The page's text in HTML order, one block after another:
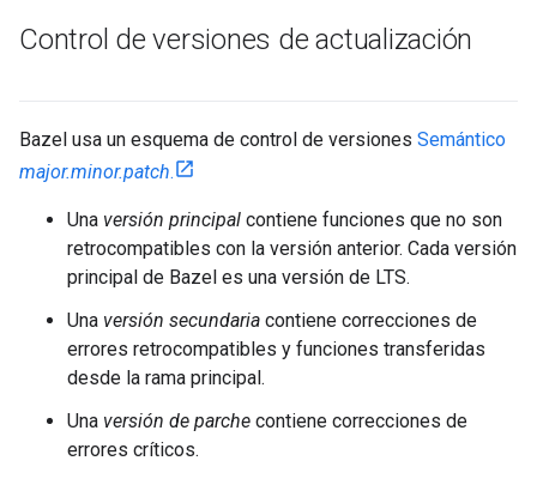
Control de versiones de actualización
Bazel usa un esquema de control de versiones Semántico
major.minor.patch.
Una versión principal contiene funciones que no son
retrocompatibles con la versión anterior. Cada versión
principal de Bazel es una versión de LTS.
Una versión secundaria contiene correcciones de
errores retrocompatibles y funciones transferidas
desde la rama principal.
Una versión de parche contiene correcciones de
errores críticos.